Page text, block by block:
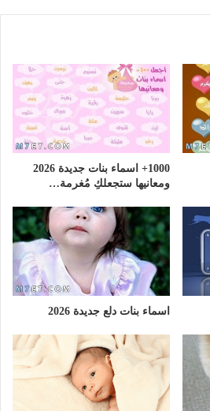
1000+ اسماء بنات جديدة 2026
ومعانيها ستجعلكِ مُغرمة…
اسماء بنات دلع جديدة 2026